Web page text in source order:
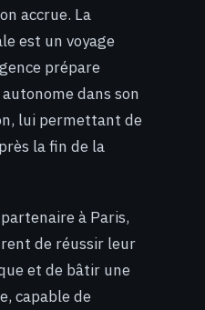
accrue. La
est un voyage
prépare
dans son
lui permettant de
la fin de la
à Paris,
de réussir leur
et de bâtir une
capable de